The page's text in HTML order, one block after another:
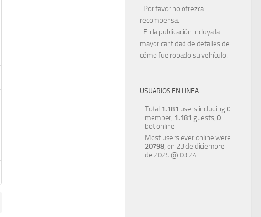
-Por favor no ofrezca
recompensa.
-En la publicación incluya la
mayor cantidad de detalles de
cómo fue robado su vehículo.
USUARIOS EN LINEA
Total 1.181 users including0
member, 1.181 guests, 0
bot online
Most users ever online were
20798, on 23 de diciembre
de 2025 @ 03:24